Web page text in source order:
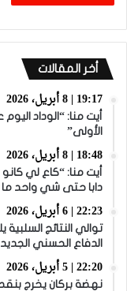
أخر المقالات
19:17 | 8 أبريل، 2026
الأولى”
18:48 | 8 أبريل، 2026
أيت منا: “كاع لي
دابا حتى شي واحد ما
22:23 | 6 أبريل، 2026
توالي النتائج
الدفاع الحسني
22:20 | 5 أبريل، 2026
نهضة بركان يخرج